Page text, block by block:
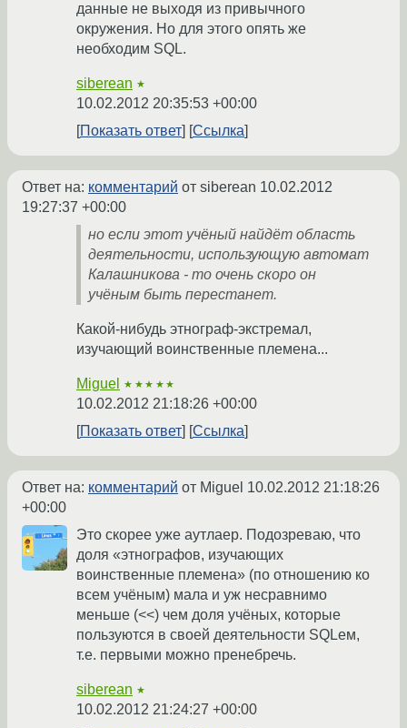
данные не выходя из привычного
окружения. Но для этого опять же
необходим SQL.
siberean ★
10.02.2012 20:35:53 +00:00
Показать ответ
Ссылка
Ответ на: комментарий от siberean 10.02.2012
19:27:37 +00:00
но если этот учёный найдёт область
деятельности, использующую автомат
Калашникова - то очень скоро он
учёным быть перестанет.
Какой-нибудь этнограф-экстремал,
изучающий воинственные племена...
Miguel ★★★★★
10.02.2012 21:18:26 +00:00
Показать ответ
Ссылка
Ответ на: комментарий от Miguel 10.02.2012 21:18:26
+00:00
Это скорее уже аутлаер. Подозреваю, что
доля «этнографов, изучающих
воинственные племена» (по отношению ко
всем учёным) мала и уж несравнимо
меньше (<<) чем доля учёных, которые
пользуются в своей деятельности SQLем,
т.е. первыми можно пренебречь.
siberean ★
10.02.2012 21:24:27 +00:00